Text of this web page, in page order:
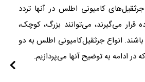
کامیونی اطلس در آنها تردد
قرار می‌گیرند، می‌توانند بزرگ، کوچک،
انواع جرثقیل‌کامیونی اطلس به دو
ادامه به توضیح آنها می‌پردازیم.